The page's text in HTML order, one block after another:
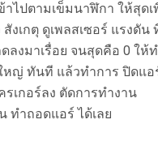
าไปตามเข็มนาฬิกา ให้สุด
งเกตุ ดูเพลสเซอร์ แรงดัน
ลงมาเรื่อย จนสุดคือ 0 ให้
หญ่ ทันที แล้วทำการ ปิดแอ
รเกอร์ลง ตัดการทำงาน
ทำถอดแอร์ ได้เลย